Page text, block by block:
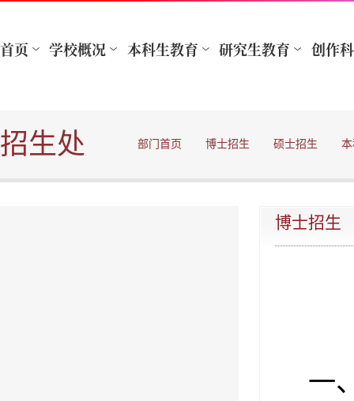
招生处 部门首页 博士招生 硕士招生
博士招生
一